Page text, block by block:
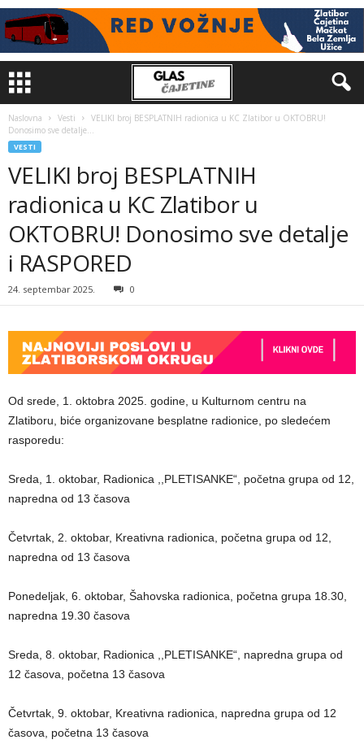
Naslovna Vesti
VELIKI broj BESPLATNIH radionica u KC Zlatibor u OKTOBRU!
Donosimo sve detalje...
VESTI
VELIKI broj BESPLATNIH
radionica u KC Zlatibor u
OKTOBRU! Donosimo sve detalje
i RASPORED
24. septembar 2025. 0
Od srede, 1. oktobra 2025. godine, u Kulturnom centru na
Zlatiboru, biće organizovane besplatne radionice, po sledećem
rasporedu:
Sreda, 1. oktobar, Radionica ,,PLETISANKE“, početna grupa od 12,
napredna od 13 časova
Četvrtak, 2. oktobar, Kreativna radionica, početna grupa od 12,
napredna od 13 časova
Ponedeljak, 6. oktobar, Šahovska radionica, početna grupa 18.30,
napredna 19.30 časova
Sreda, 8. oktobar, Radionica ,,PLETISANKE“, napredna grupa od
12 časova, početna 13 časova
Četvrtak, 9. oktobar, Kreativna radionica, napredna grupa od 12
časova, početna 13 časova